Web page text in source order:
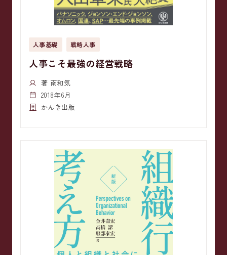
人事基礎 戦略人事
人事こそ最強の経営戦略
著 南和気
2018年6月
かんき出版